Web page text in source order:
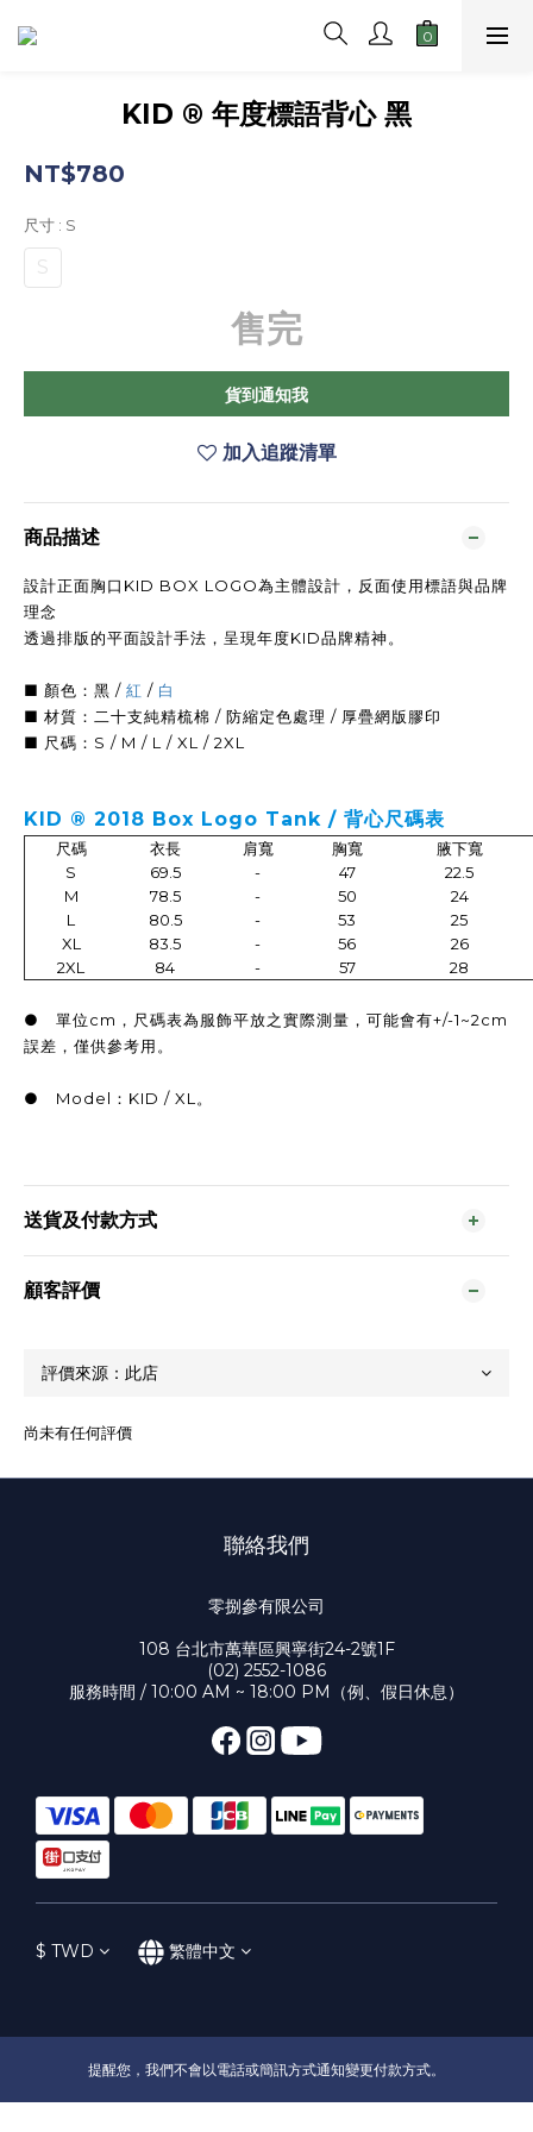
KID ® 年度標語背心 黑
NT$780
尺寸 : S
S
售完
貨到通知我
加入追蹤清單
商品描述
設計正面胸口KID BOX LOGO為主體設計，反面使用標語與品牌
理念
透過排版的平面設計手法，呈現年度KID品牌精神。
■ 顏色：黑 / 紅 / 白
■ 材質：二十支純精梳棉 / 防縮定色處理 / 厚疊網版膠印
■ 尺碼：S / M / L / XL / 2XL
KID ® 2018 Box Logo Tank / 背心尺碼表
尺碼 衣長 肩寬 胸寬
腋下寬
S
69.5 - 47
22.5
M
78.5 - 50
24
L
80.5 - 53
25
XL
83.5 - 56
26
2XL
84 - 57 28
● 單位cm，尺碼表為服飾平放之實際測量，可能會有+/-1~2cm
誤差，僅供參考用。
● Model：KID / XL。
送貨及付款方式
顧客評價
尚未有任何評價
聯絡我們
零捌參有限公司
108 台北市萬華區興寧街24-2號1F
(02) 2552-1086
服務時間 / 10:00 AM ~ 18:00 PM（例、假日休息）
$ TWD 繁體中文
提醒您，我們不會以電話或簡訊方式通知變更付款方式。